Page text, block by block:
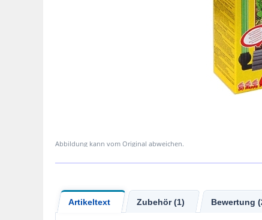
Abbildung kann vom Original abweichen.
Artikeltext Zubehör (1) Bewertung